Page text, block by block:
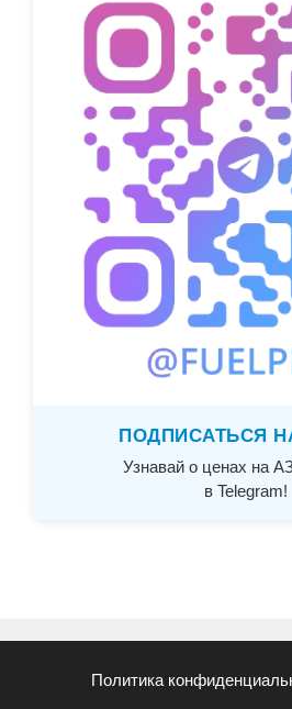
ПОДПИСАТЬСЯ
Узнавай о ценах на
в Telegram!
Политика